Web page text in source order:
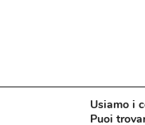
©
Usiamo i
Puoi